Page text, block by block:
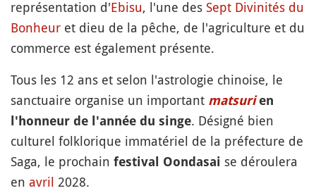
représentation d'Ebisu, l'une des Sept Divinités du
Bonheur et dieu de la pêche, de l'agriculture et du
commerce est également présente.
Tous les 12 ans et selon l'astrologie chinoise, le
sanctuaire organise un important matsurien
l'honneur de l'année du singe. Désigné bien
culturel folklorique immatériel de la préfecture de
Saga, le prochain festival Oondasai se déroulera
en avril 2028.